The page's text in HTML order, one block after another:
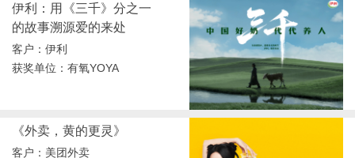
伊利：用《三千》分之一
的故事溯源爱的来处
客户：伊利
获奖单位：有氧YOYA
《外卖，黄的更灵》
客户：美团外卖